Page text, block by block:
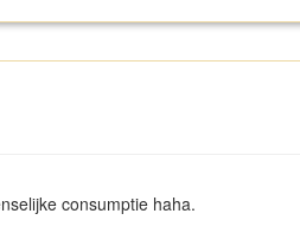
consumptie haha.